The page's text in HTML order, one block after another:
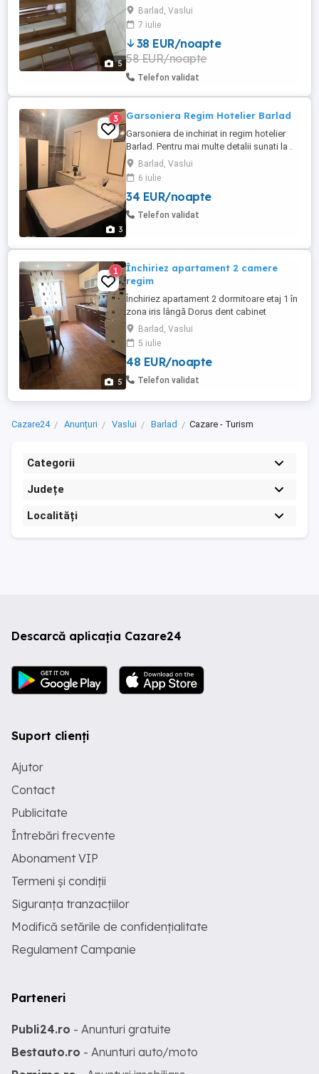
5
loc de parcare autoturism. Check in 12:00
Chek out 11:00 Pat matrimonial Frigider
CENTRALA TERMICĂ PROPRIE Mașină de
spălat Apartamentul este situat in Centru,
deasupra la Green Clinic, zona 0 a
orașului, toate in zona ...
Barlad, Vaslui
7 iulie
38 EUR/noapte
58 EUR/noapte
Telefon validat
3
3 Garsoniera Regim Hotelier Barlad
Garsoniera de inchiriat in regim hotelier
Barlad. Pentru mai multe detalii sunati la .
PRET pe noapte.
Barlad, Vaslui
6 iulie
34 EUR/noapte
Telefon validat
5
1
Închiriez apartament 2 camere
regim
Închiriez apartament 2 dormitoare etaj 1 în
zona iris lângă Dorus dent cabinet
stomatologic, vedere la strada si în
parcare. Caut persoane ok, exclus
petreceri sau animale de companie.
Apartamentul are toate dotările necesare,
mobilat si utilat, wifi. AC.Parcare în limita
Barlad, Vaslui
5 iulie
48 EUR/noapte
Telefon validat
Cazare24 Anunțuri Vaslui Barlad Cazare - Turism
Categorii
Județe
Localități
Descarcă aplicația Cazare24
Suport clienți
Ajutor
Contact
Publicitate
Întrebări frecvente
Abonament VIP
Termeni și condiții
Siguranța tranzacțiilor
Modifică setările de confidențialitate
Regulament Campanie
Parteneri
Publi24.ro - Anunturi gratuite
Bestauto.ro - Anunturi auto/moto